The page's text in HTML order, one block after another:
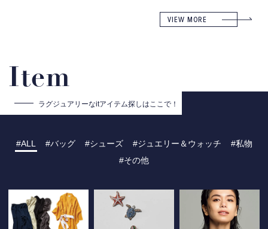
VIEW MORE
Item
ラグジュアリーなitアイテム探しはここで！
ALL バッグ シューズ ジュエリー＆ウォッチ
私物
その他